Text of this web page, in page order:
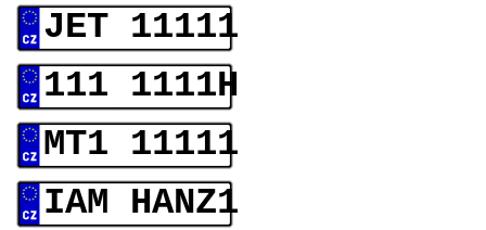
JET 11111
111 1111H
MT1 11111
IAM HANZ1